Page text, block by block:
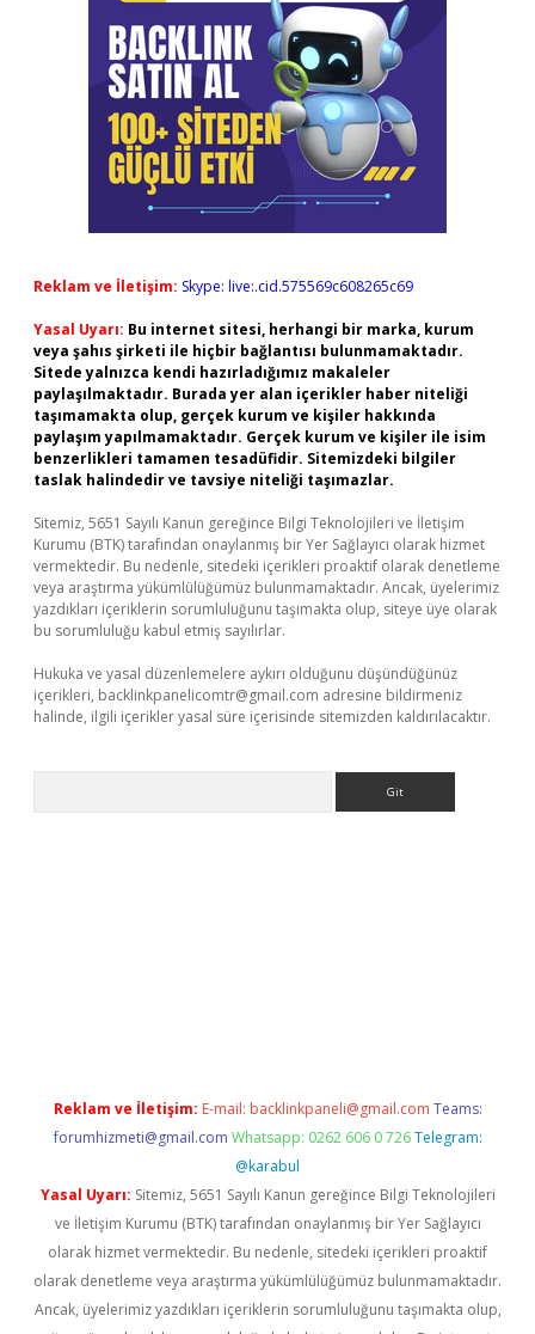
Reklam ve İletişim: Skype: live:.cid.575569c608265c69
Yasal Uyarı: Bu internet sitesi, herhangi bir marka, kurum
veya şahıs şirketi ile hiçbir bağlantısı bulunmamaktadır.
Sitede yalnızca kendi hazırladığımız makaleler
paylaşılmaktadır. Burada yer alan içerikler haber niteliği
taşımamakta olup, gerçek kurum ve kişiler hakkında
paylaşım yapılmamaktadır. Gerçek kurum ve kişiler ile isim
benzerlikleri tamamen tesadüfidir. Sitemizdeki bilgiler
taslak halindedir ve tavsiye niteliği taşımazlar.
Sitemiz, 5651 Sayılı Kanun gereğince Bilgi Teknolojileri ve İletişim
Kurumu (BTK) tarafından onaylanmış bir Yer Sağlayıcı olarak hizmet
vermektedir. Bu nedenle, sitedeki içerikleri proaktif olarak denetleme
veya araştırma yükümlülüğümüz bulunmamaktadır. Ancak, üyelerimiz
yazdıkları içeriklerin sorumluluğunu taşımakta olup, siteye üye olarak
bu sorumluluğu kabul etmiş sayılırlar.
Hukuka ve yasal düzenlemelere aykırı olduğunu düşündüğünüz
içerikleri, backlinkpanelicomtr@gmail.com adresine bildirmeniz
halinde, ilgili içerikler yasal süre içerisinde sitemizden kaldırılacaktır.
Reklam ve İletişim: E-mail: backlinkpaneli@gmail.com Teams:
forumhizmeti@gmail.com Whatsapp: 0262 606 0 726 Telegram:
@karabul
Yasal Uyarı: Sitemiz, 5651 Sayılı Kanun gereğince Bilgi Teknolojileri
ve İletişim Kurumu (BTK) tarafından onaylanmış bir Yer Sağlayıcı
olarak hizmet vermektedir. Bu nedenle, sitedeki içerikleri proaktif
olarak denetleme veya araştırma yükümlülüğümüz bulunmamaktadır.
Ancak, üyelerimiz yazdıkları içeriklerin sorumluluğunu taşımakta olup,